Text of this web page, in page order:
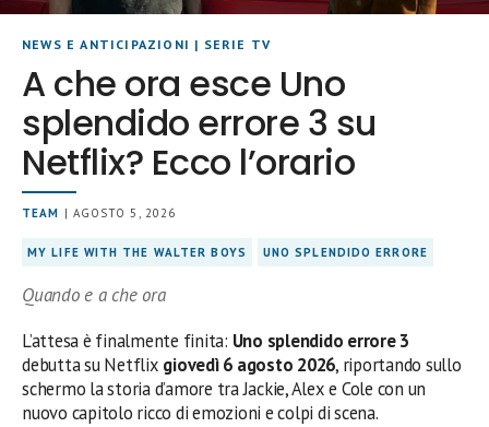
NEWS E ANTICIPAZIONI | SERIE TV
A che ora esce Uno
splendido errore 3 su
Netflix? Ecco l’orario
TEAM | AGOSTO 5, 2026
MY LIFE WITH THE WALTER BOYS UNO SPLENDIDO ERRORE
Quando e a che ora
L’attesa è finalmente finita: Uno splendido errore 3
debutta su Netflix giovedì 6 agosto 2026, riportando sullo
schermo la storia d’amore tra Jackie, Alex e Cole con un
nuovo capitolo ricco di emozioni e colpi di scena.